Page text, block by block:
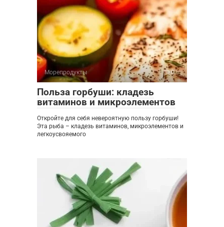
Морепродукты 0
Польза горбуши: кладезь
витаминов и микроэлементов
Откройте для себя невероятную пользу горбуши!
Эта рыба – кладезь витаминов, микроэлементов и
легкоусвояемого